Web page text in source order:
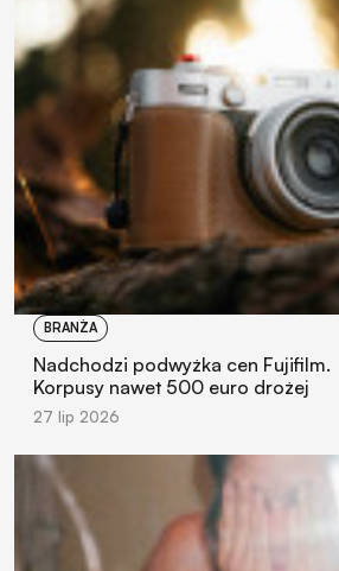
BRANŻA
Nadchodzi podwyżka cen Fujifilm.
Korpusy nawet 500 euro drożej
27 lip 2026